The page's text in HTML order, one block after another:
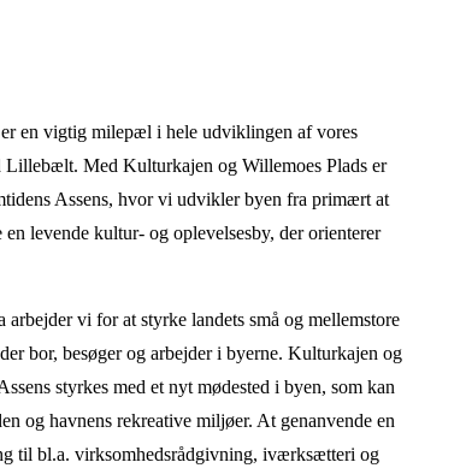
en vigtig milepæl i hele udviklingen af vores
Lillebælt. Med Kulturkajen og Willemoes Plads er
Assens, hvor vi udvikler byen fra primært at
levende kultur- og oplevelsesby, der orienterer
vi for at styrke landets små og mellemstore
bor, besøger og arbejder i byerne. Kulturkajen og
styrkes med et nyt mødested i byen, som kan
og havnens rekreative miljøer. At genanvende en
til bl.a. virksomhedsrådgivning, iværksætteri og